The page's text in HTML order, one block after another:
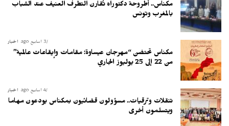
مكناس.. أطروحة دكتوراه تُقارن التطرف العنيف عند الشباب
بالمغرب وتونس
أخبار 3 أسابيع ago
مكناس تحتضن “مهرجان عيساوة: مقامات وإيقاعات عالمية”
من 22 إلى 25 يوليوز الجاري
أخبار 4 أسابيع ago
تنقلات وترقيات.. مسؤولون قضائيون بمكناس يودعون مهاما
ويتسلمون أخرى